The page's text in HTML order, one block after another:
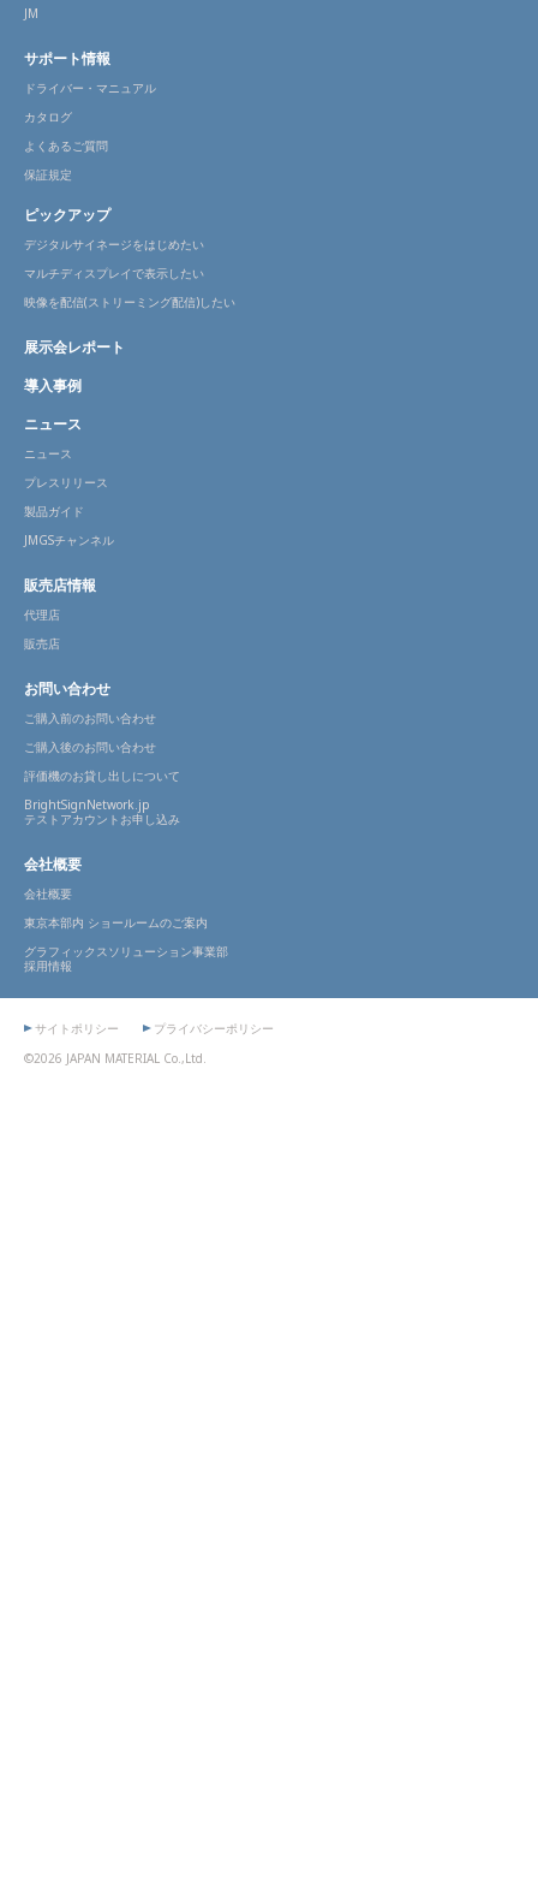
JM
サポート情報
ドライバー・マニュアル
カタログ
よくあるご質問
保証規定
ピックアップ
デジタルサイネージをはじめたい
マルチディスプレイで表示したい
映像を配信(ストリーミング配信)したい
展示会レポート
導入事例
ニュース
ニュース
プレスリリース
製品ガイド
JMGSチャンネル
販売店情報
代理店
販売店
お問い合わせ
ご購入前のお問い合わせ
ご購入後のお問い合わせ
評価機のお貸し出しについて
BrightSignNetwork.jp
テストアカウントお申し込み
会社概要
会社概要
東京本部内 ショールームのご案内
グラフィックスソリューション事業部
採用情報
©2026 JAPAN MATERIAL Co.,Ltd.
サイトポリシー プライバシーポリシー